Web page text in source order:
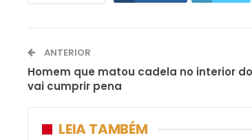
ANTERIOR
Homem que matou cadela no interior
vai cumprir pena
LEIA TAMBÉM